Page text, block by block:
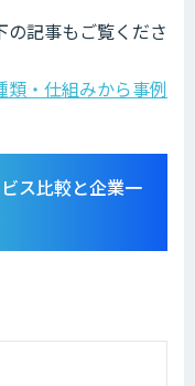
記事もご覧くださ
・仕組みから事例
ス比較と企業一